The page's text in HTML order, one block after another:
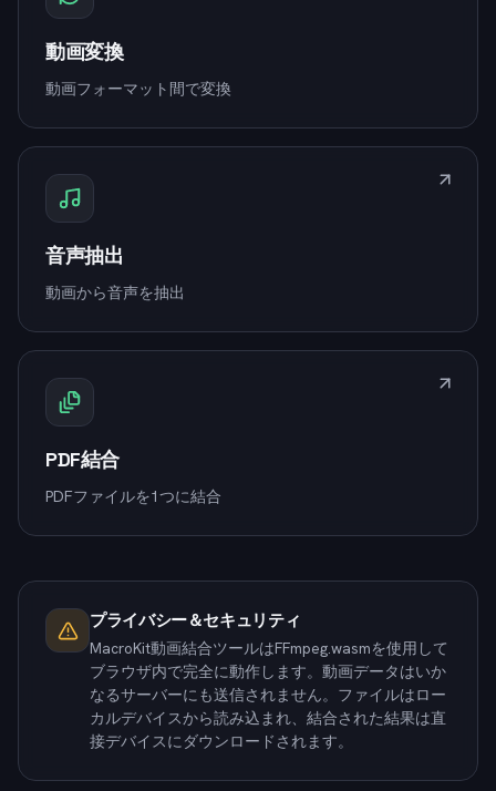
動画変換
動画フォーマット間で変換
音声抽出
動画から音声を抽出
PDF結合
PDFファイルを1つに結合
プライバシー＆セキュリティ
MacroKit動画結合ツールはFFmpeg.wasmを使用して
ブラウザ内で完全に動作します。動画データはいか
なるサーバーにも送信されません。ファイルはロー
カルデバイスから読み込まれ、結合された結果は直
接デバイスにダウンロードされます。